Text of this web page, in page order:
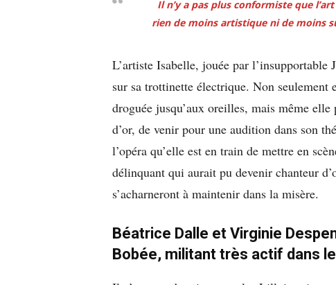
Il n’y a pas plus conformiste que
rien de moins artistique ni de moins
L’artiste Isabelle, jouée par l’insupportable
sur sa trottinette électrique. Non
droguée jusqu’aux oreilles, mais même
d’or, de venir pour une audition dans son
l’opéra qu’elle est en train de mettre en
délinquant qui aurait pu devenir chanteur
s’acharneront à maintenir dans la misère.
Béatrice Dalle et Virginie
Bobée, militant très actif dans